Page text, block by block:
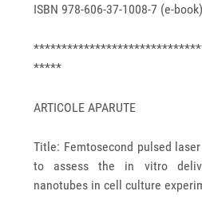
ISBN 978‐606‐37‐1008‐7 (e-book)
*****
ARTICOLE APARUTE
Title: Femtosecond pulsed
to assess the in vitro
nanotubes in cell culture